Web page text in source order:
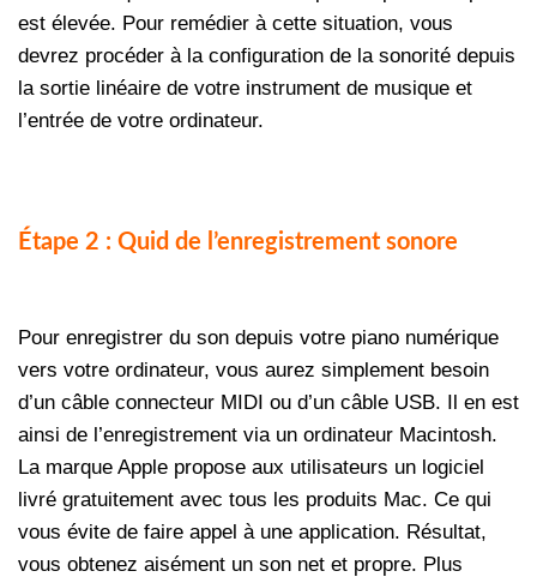
est élevée. Pour remédier à cette situation, vous
devrez procéder à la configuration de la sonorité depuis
la sortie linéaire de votre instrument de musique et
l’entrée de votre ordinateur.
Étape 2 : Quid de l’enregistrement sonore
Pour enregistrer du son depuis votre piano numérique
vers votre ordinateur, vous aurez simplement besoin
d’un câble connecteur MIDI ou d’un câble USB. Il en est
ainsi de l’enregistrement via un ordinateur Macintosh.
La marque Apple propose aux utilisateurs un logiciel
livré gratuitement avec tous les produits Mac. Ce qui
vous évite de faire appel à une application. Résultat,
vous obtenez aisément un son net et propre. Plus